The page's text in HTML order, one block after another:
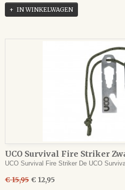
IN WINKELWAGEN
UCO Survival Fire Striker
UCO Survival Fire Striker De UCO
€ 15,95 € 12,95